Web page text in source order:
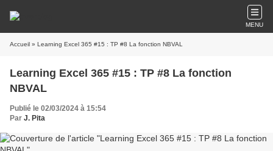
MENU
Accueil » Learning Excel 365 #15 : TP #8 La fonction NBVAL
Learning Excel 365 #15 : TP #8 La fonction
NBVAL
Publié le 02/03/2024 à 15:54
Par J. Pita